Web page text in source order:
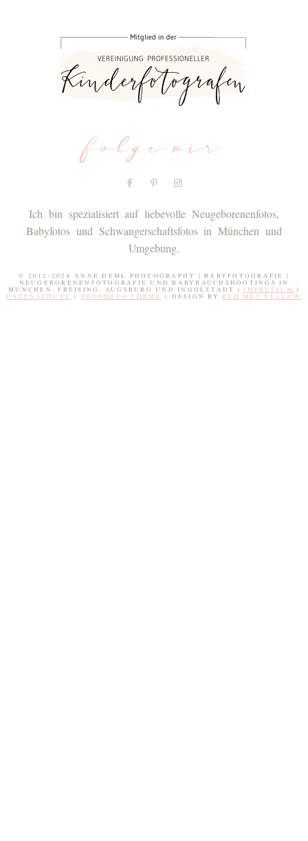
folge mir
Ich bin spezialisiert auf liebevolle Neugeborenenfotos,
Babyfotos und Schwangerschaftsfotos in München und
Umgebung.
© 2012-2026 ANNE DEML PHOTOGRAPHY | BABYFOTOGRAFIE |
NEUGEBORENENFOTOGRAFIE UND BABYBAUCHSHOOTINGS IN
MÜNCHEN, FREISING, AUGSBURG UND INGOLSTADT | IMPRESSUM
|
DATENSCHUTZ
| PROPHOTO THEME | DESIGN BYRED MET YELLOW